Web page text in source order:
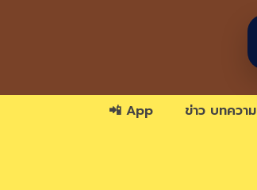
📲 App ข่าว บทความ